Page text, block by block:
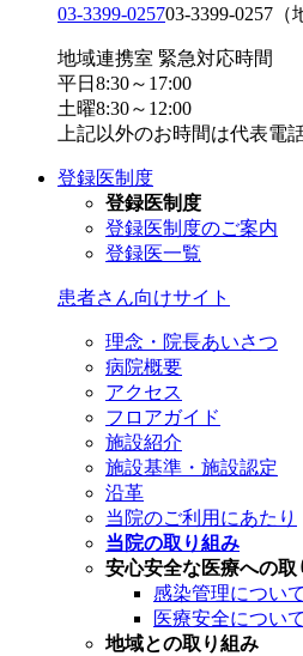
03-3399-025703-3399-0257 （
地域連携室 緊急対応時間
平日8:30～17:00
土曜8:30～12:00
上記以外のお時間は代表電
登録医制度
登録医制度
登録医制度のご案内
登録医一覧
患者さん向けサイト
理念・院長あいさつ
病院概要
アクセス
フロアガイド
施設紹介
施設基準・施設認定
沿革
当院のご利用にあたり
当院の取り組み
安心安全な医療への取
感染管理について
医療安全について
地域との取り組み